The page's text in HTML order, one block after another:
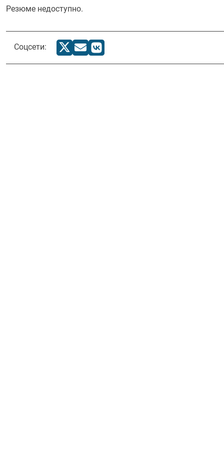
Резюме недоступно.
Соцсети: